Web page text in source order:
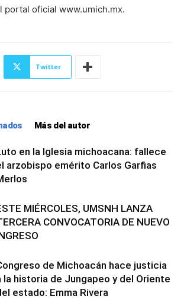
portal oficial www.umich.mx.
Twitter
Más del autor
en la Iglesia michoacana: fallece
arzobispo emérito Carlos Garfias
MIÉRCOLES, UMSNH LANZA
CONVOCATORIA DE NUEVO
de Michoacán hace justicia
la historia de Jungapeo y del Oriente
estado: Emma Rivera